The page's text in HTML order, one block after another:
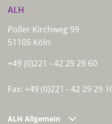
ALH
Poller Kirchweg 99
51105 Köln
+49 (0)221 - 42 29 29 60
Fax: +49 (0)221 - 42 29 29
ALH Allgemein